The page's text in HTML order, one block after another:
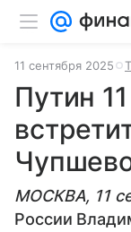
11 сентября 2025
Путин
МОСКВА, 11
России